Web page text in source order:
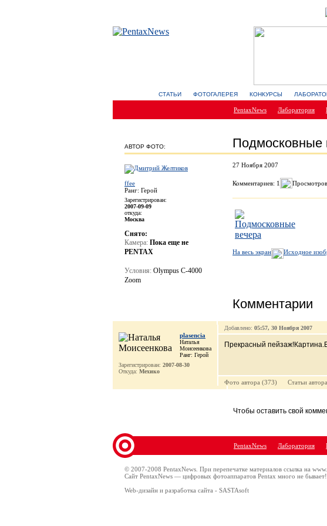
СТАТЬИ ФОТОГАЛЕРЕЯ КОНКУРСЫ
PentaxNews Лаборатория
АВТОР ФОТО: Подмосковные
ffee
Ранг: Герой
Зарегистрирован:
2007-09-09
откуда:
Москва
Снято:
Камера: Пока еще не
PENTAX
Условия: Olympus C-4000
Zoom
27 Ноября 2007
Комментариев: 1
На весь экран Исходное
Комментарии
plasencia
Наталья
Моисеенкова
Ранг: Герой
Зарегистрирован: 2007-08-30
Откуда: Мехико
Добавлено: 05:57, 30 Ноября 2007
Прекрасный
Фото автора (373) Cтатьи
Чтобы оставить свой
PentaxNews Лаборатория
© 2007-2008 PentaxNews. При перепечатке материалов ссылка на
Сайт PentaxNews — цифровых фотоаппаратов Pentax много не бывает!
Web-дизайн и разработка сайта - SASTAsoft